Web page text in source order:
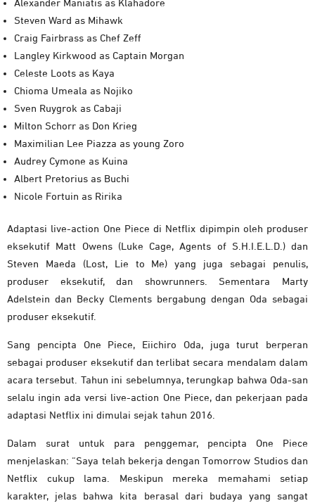
Alexander Maniatis as Klahadore
Steven Ward as Mihawk
Craig Fairbrass as Chef Zeff
Langley Kirkwood as Captain Morgan
Celeste Loots as Kaya
Chioma Umeala as Nojiko
Sven Ruygrok as Cabaji
Milton Schorr as Don Krieg
Maximilian Lee Piazza as young Zoro
Audrey Cymone as Kuina
Albert Pretorius as Buchi
Nicole Fortuin as Ririka
Adaptasi live-action One Piece di Netflix dipimpin oleh produser
eksekutif Matt Owens (Luke Cage, Agents of S.H.I.E.L.D.) dan
Steven Maeda (Lost, Lie to Me) yang juga sebagai penulis,
produser eksekutif, dan showrunners. Sementara Marty
Adelstein dan Becky Clements bergabung dengan Oda sebagai
produser eksekutif.
Sang pencipta One Piece, Eiichiro Oda, juga turut berperan
sebagai produser eksekutif dan terlibat secara mendalam dalam
acara tersebut. Tahun ini sebelumnya, terungkap bahwa Oda-san
selalu ingin ada versi live-action One Piece, dan pekerjaan pada
adaptasi Netflix ini dimulai sejak tahun 2016.
Dalam surat untuk para penggemar, pencipta One Piece
menjelaskan: “Saya telah bekerja dengan Tomorrow Studios dan
Netflix cukup lama. Meskipun mereka memahami setiap
karakter, jelas bahwa kita berasal dari budaya yang sangat